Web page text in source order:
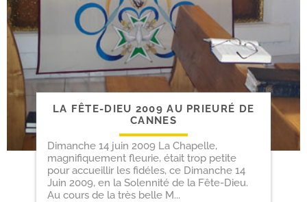
LA FÊTE-​DIEU 2009 AU PRIEURÉ DE
CANNES
Dimanche 14 juin 2009 La Chapelle,
magnifiquement fleurie, était trop petite
pour accueillir les fidéles, ce Dimanche 14
Juin 2009, en la Solennité de la Fête-Dieu.
Au cours de la très belle M...